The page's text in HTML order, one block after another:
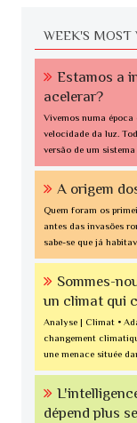
WEEK'S MOST
Estamos a
acelerar?
Vivemos numa
velocidade da luz.
versão de um sistema
A origem
Quem foram os
antes das invasões
sabe-se que já
Sommes-
un climat qui
Analyse | Climat •
changement
une menace située
dépend plus